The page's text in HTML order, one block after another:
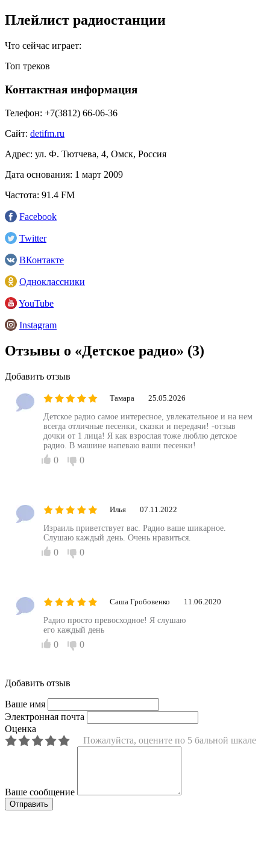
Плейлист радиостанции
Что сейчас играет:
Топ треков
Контактная информация
Телефон: +7(3812) 66-06-36
Сайт: detifm.ru
Адрес: ул. Ф. Тютчева, 4, Омск, Россия
Дата основания: 1 март 2009
Частота: 91.4 FM
Facebook
Twitter
ВКонтакте
Одноклассники
YouTube
Instagram
Отзывы о «Детское радио» (3)
Добавить отзыв
Тамара 25.05.2026
Детское радио самое интересное, увлекательное и на нем
всегда отличные песенки, сказки и передачи! -отзыв
дочки от 1 лица! Я как взрослая тоже люблю детское
радио. В машине напеваю ваши песенки!
0 0
Илья 07.11.2022
Израиль приветствует вас. Радио ваше шикарное.
Слушаю каждый день. Очень нравиться.
0 0
Саша Гробовенко 11.06.2020
Радио просто превосходное! Я слушаю
его каждый день
0 0
Добавить отзыв
Ваше имя
Электронная почта
Оценка
Пожалуйста, оцените по 5 бальной шкале
Ваше сообщение